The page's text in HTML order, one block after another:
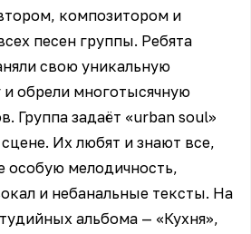
композитором и
песен группы. Ребята
свою уникальную
обрели многотысячную
Группа задаёт «urban soul»
Их любят и знают все,
особую мелодичность,
и небанальные тексты. На
альбома — «Кухня»,